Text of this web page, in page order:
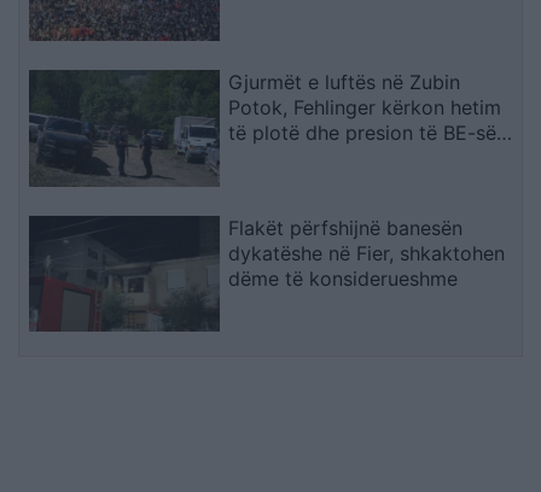
Gjurmët e luftës në Zubin
Potok, Fehlinger kërkon hetim
të plotë dhe presion të BE-së
Flakët përfshijnë banesën
dykatëshe në Fier, shkaktohen
dëme të konsiderueshme